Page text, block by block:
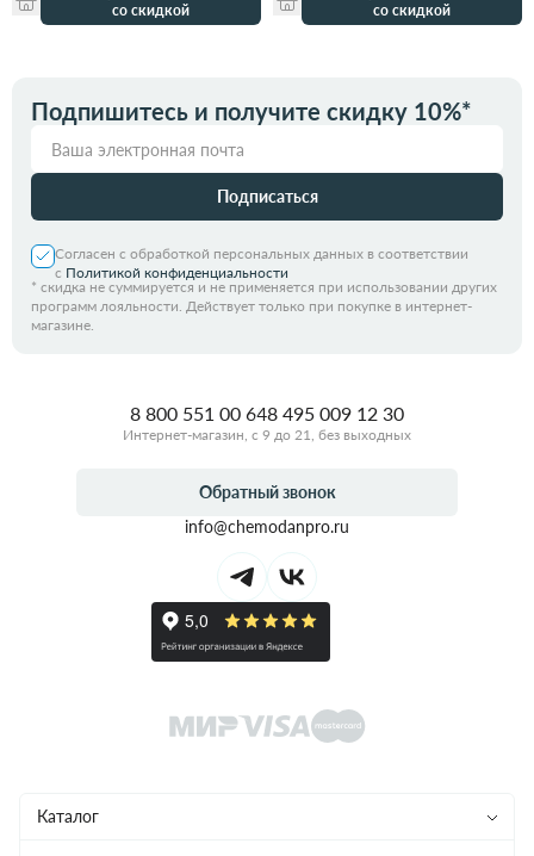
со скидкой
со скидкой
Подпишитесь и получите скидку 10%*
Подписаться
Согласен с обработкой персональных данных в соответствии
с Политикой конфиденциальности
* скидка не суммируется и не применяется при использовании других
программ лояльности. Действует только при покупке в интернет-
магазине.
Каталог
8 800 551 00 648 495 009 12 30
Интернет-магазин, с 9 до 21, без выходных
Обратный звонок
info@chemodanpro.ru